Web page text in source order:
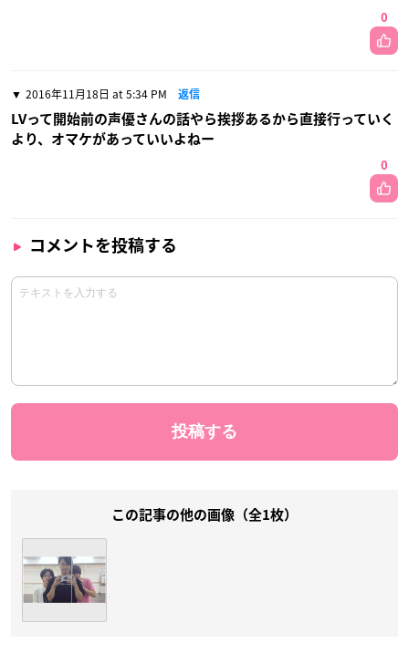
0
2016年11月18日 at 5:34 PM 返信
LVって開始前の声優さんの話やら挨拶あるから直接行っていく
より、オマケがあっていいよねー
0
コメントを投稿する
この記事の他の画像（全1枚）